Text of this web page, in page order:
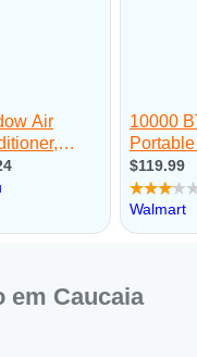
em Caucaia